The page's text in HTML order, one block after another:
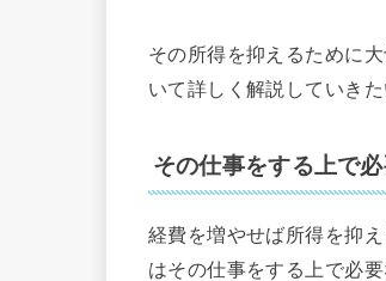
その所得を抑えるために大
いて詳しく解説していきた
その仕事をする上で
経費を増やせば所得を抑
はその仕事をする上で必